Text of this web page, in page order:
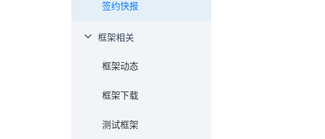
签约快报
框架相关
框架动态
框架下载
测试框架